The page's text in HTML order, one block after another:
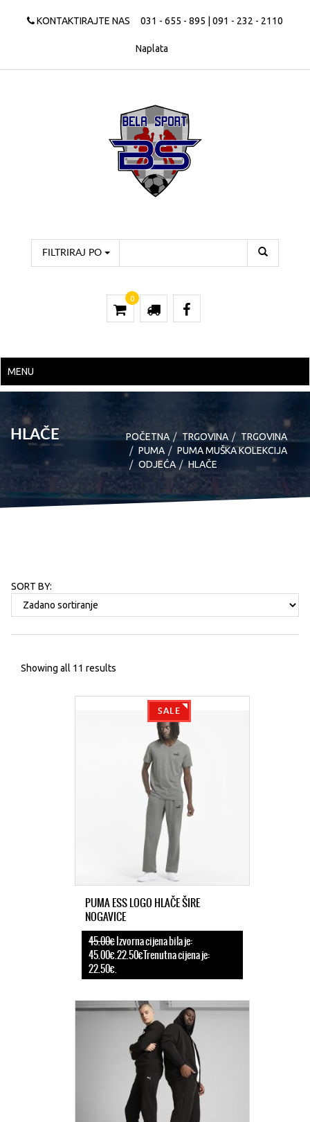
KONTAKTIRAJTE NAS 031 - 655 - 895 | 091 - 232 - 2110
Naplata
FILTRIRAJ PO
0
MENU
HLAČE POČETNA TRGOVINA
TRGOVINA
PUMA
PUMA MUŠKA KOLEKCIJA
ODJEĆA
HLAČE
SORT BY:
Showing all 11 results
SALE
PUMA ESS LOGO HLAČE ŠIRE
NOGAVICE
45.00€Izvorna cijena bila je:
45.00€.22.50€Trenutna cijena je:
22.50€.